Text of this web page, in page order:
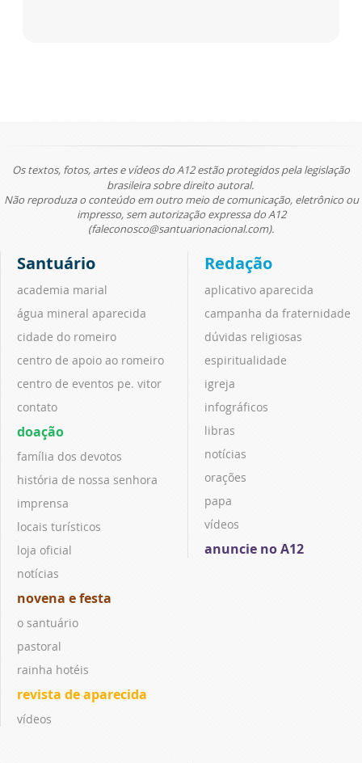
Os textos, fotos, artes e vídeos do A12 estão protegidos pela legislação
brasileira sobre direito autoral.
Não reproduza o conteúdo em outro meio de comunicação, eletrônico ou
impresso, sem autorização expressa do A12
(faleconosco@santuarionacional.com).
Santuário
academia marial
água mineral aparecida
cidade do romeiro
centro de apoio ao romeiro
centro de eventos pe. vitor
contato
doação
família dos devotos
história de nossa senhora
imprensa
locais turísticos
loja oficial
notícias
novena e festa
o santuário
pastoral
rainha hotéis
revista de aparecida
vídeos
Redação
aplicativo aparecida
campanha da fraternidade
dúvidas religiosas
espiritualidade
igreja
infográficos
libras
notícias
orações
papa
vídeos
anuncie no A12